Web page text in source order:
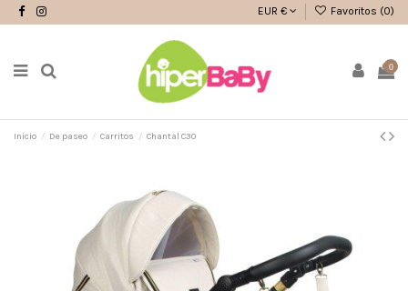
EUR € Favoritos (0)
0
Inicio De paseo Carritos Chantal C30